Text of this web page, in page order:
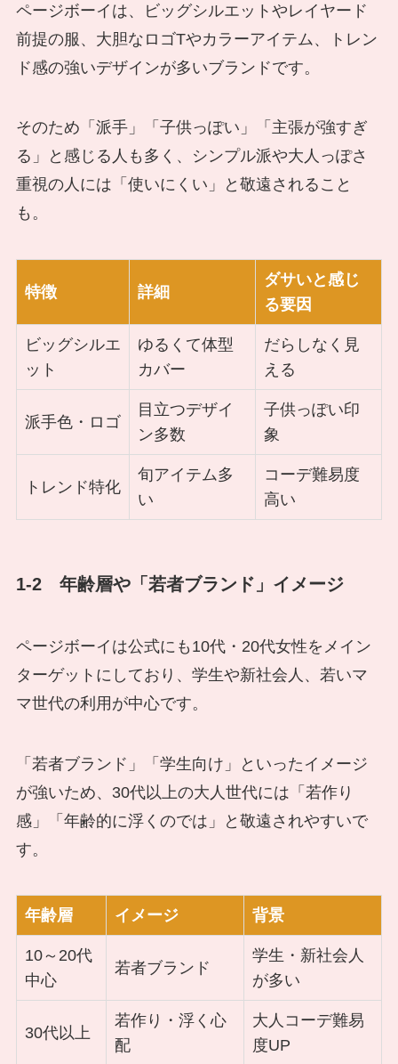
ページボーイは、ビッグシルエットやレイヤード
前提の服、大胆なロゴTやカラーアイテム、トレン
ド感の強いデザインが多いブランドです。
そのため「派手」「子供っぽい」「主張が強すぎ
る」と感じる人も多く、シンプル派や大人っぽさ
重視の人には「使いにくい」と敬遠されること
も。
特徴 詳細
ダサいと感じ
る要因
ビッグシルエ
ット
ゆるくて体型
カバー
だらしなく見
える
派手色・ロゴ
目立つデザイ
ン多数
子供っぽい印
象
トレンド特化
旬アイテム多
い
コーデ難易度
高い
1-2 年齢層や「若者ブランド」イメージ
ページボーイは公式にも10代・20代女性をメイン
ターゲットにしており、学生や新社会人、若いマ
マ世代の利用が中心です。
「若者ブランド」「学生向け」といったイメージ
が強いため、30代以上の大人世代には「若作り
感」「年齢的に浮くのでは」と敬遠されやすいで
す。
年齢層 イメージ 背景
10～20代
中心
若者ブランド
学生・新社会人
が多い
30代以上
若作り・浮く心
配
大人コーデ難易
度UP